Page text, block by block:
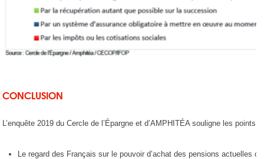
CONCLUSION
L’enquête 2019 du Cercle de l’Épargne et d’AMPHITÉA souligne les points
Le regard des Français sur le pouvoir d’achat des pensions actuelles